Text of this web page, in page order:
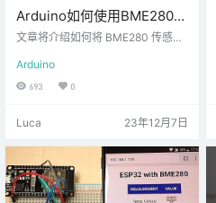
Arduino如何使用BME280传
感器（压力，温度，湿度）
文章将介绍如何将 BME280 传感器
力、温度、湿度和估计高度。我们
将向您展示如何连接传感器，安装
感器模块简介 BME280 传感器模块
随海拔高度而变化，因此您还可以
估计海拔高度。该传感器模块有多
个版本。BME280 传感器使用 I2C
或 SPI …
Arduino
693 0
Luca 23年12月7日